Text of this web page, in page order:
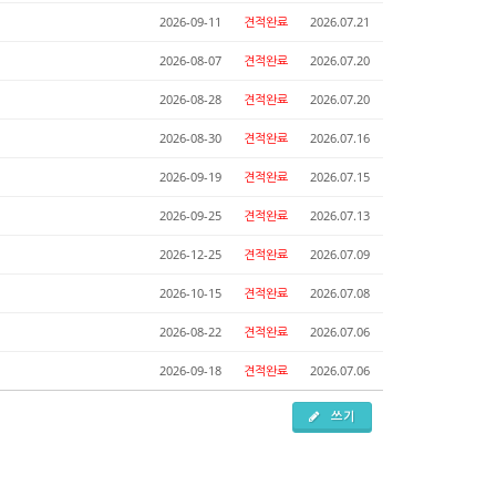
2026-09-11 견적완료 2026.07.21
2026-08-07 견적완료 2026.07.20
2026-08-28 견적완료 2026.07.20
2026-08-30 견적완료 2026.07.16
2026-09-19 견적완료 2026.07.15
2026-09-25 견적완료 2026.07.13
2026-12-25 견적완료 2026.07.09
2026-10-15 견적완료 2026.07.08
2026-08-22 견적완료 2026.07.06
2026-09-18 견적완료 2026.07.06
쓰기